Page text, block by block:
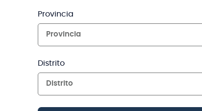
Provincia
Provincia
Distrito
Distrito